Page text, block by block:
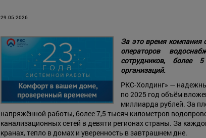
29.05.2026
За это время компания
операторов
сотрудников, более
организаций.
РКС-Холдинг» —
по 2025 год объём
миллиарда рублей. За
напряжённой работы, более 7,5 тысяч километров
канализационных сетей в девяти регионах страны. За
кранах, тепло в домах и уверенность в завтрашнем дне.